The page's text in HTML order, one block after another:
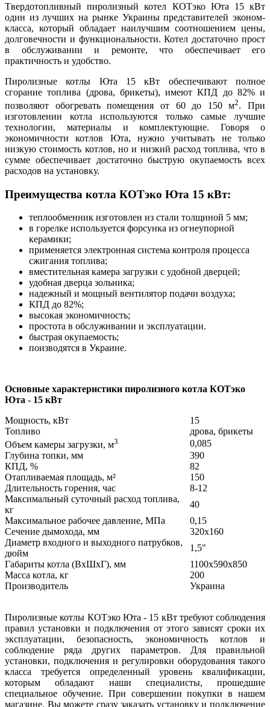
Tвердотопливный пиролизный котел КОТэко Юта 15 кВт
один из лучших на рынке Украины представителей эконом-
класса, который обладает наилучшим соотношением цены,
долговечности и функциональности. Котел достаточно прост
в обслуживании и ремонте, что обеспечивает его
практичность и удобство.
Пиролизные котлы Юта 15 кВт обеспечивают полное
сгорание топлива (дрова, брикеты), имеют КПД до 82% и
позволяют обогревать помещения от 60 до 150 м2. При
изготовлении котла используются только самые лучшие
технологии, материалы и комплектующие. Говоря о
экономичности котлов Юта, нужно учитывать не только
низкую стоимость котлов, но и низкий расход топлива, что в
сумме обеспечивает достаточно быструю окупаемость всех
расходов на установку.
Преимущества котла КОТэко Юта 15 кВт:
теплообменник изготовлен из стали толщиной 5 мм;
в горелке используется форсунка из огнеупорной
керамики;
применяется электронная система контроля процесса
сжигания топлива;
вместительная камера загрузки с удобной дверцей;
удобная дверца зольника;
надежный и мощный вентилятор подачи воздуха;
КПД до 82%;
высокая экономичность;
простота в обслуживании и эксплуатации.
быстрая окупаемость;
поизводятся в Украине.
Основные характеристики пиролизного котла КОТэко
Юта - 15 кВт
Мощность, кВт
15
Топливо
дрова, брикеты
Объем камеры загрузки, м3
0,085
Глубина топки, мм
390
КПД, %
82
Отапливаемая площадь, м²
150
Длительность горения, час
8-12
Максимальный суточный расход топлива,
кг
40
Максимальное рабочее давление, МПа
0,15
Сечение дымохода, мм
320х160
Диаметр входного и выходного патрубков,
дюйм
1,5"
Габариты котла (ВхШхГ), мм
1100х590х850
Масса котла, кг
200
Производитель
Украина
Пиролизные котлы КОТэко Юта - 15 кВт требуют соблюдения
правил установки и подключения от этого зависят сроки их
эксплуатации, безопасность, экономичность котлов и
соблюдение ряда других параметров. Для правильной
установки, подключения и регулировки оборудования такого
класса требуется определенный уровень квалификации,
которым обладают наши специалисты, прошедшие
специальное обучение. При совершении покупки в нашем
магазине, Вы можете сразу заказать установку и подключение